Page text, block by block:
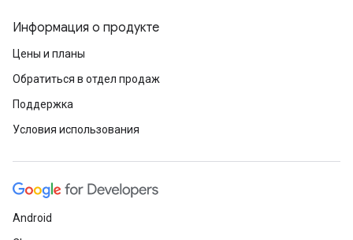
Информация о продукте
Цены и планы
Обратиться в отдел продаж
Поддержка
Условия использования
Android